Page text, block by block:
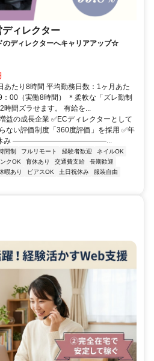
ィレクター
のディレクターへキャリアアップ☆
あたり8時間 平均勤務日数：1ヶ月あた
00（実働8時間） ＊柔軟な「ズレ勤制
時間ズラせます。 有給を...
益の成長企業 ✅ECディレクターとして
ない評価制度「360度評価」を採用 ✅年
祝休み ―――――――――――――...
間制 フルリモート 経験者歓迎
ネイルOK
クOK 育休あり 交通費支給
長期歓迎
暇あり ピアスOK 土日祝休み
服装自由